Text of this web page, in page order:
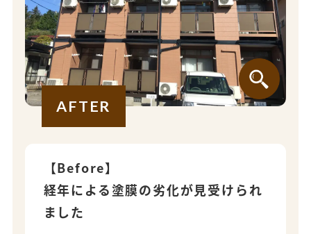
AFTER
【Before】
経年による塗膜の劣化が見受けられ
ました